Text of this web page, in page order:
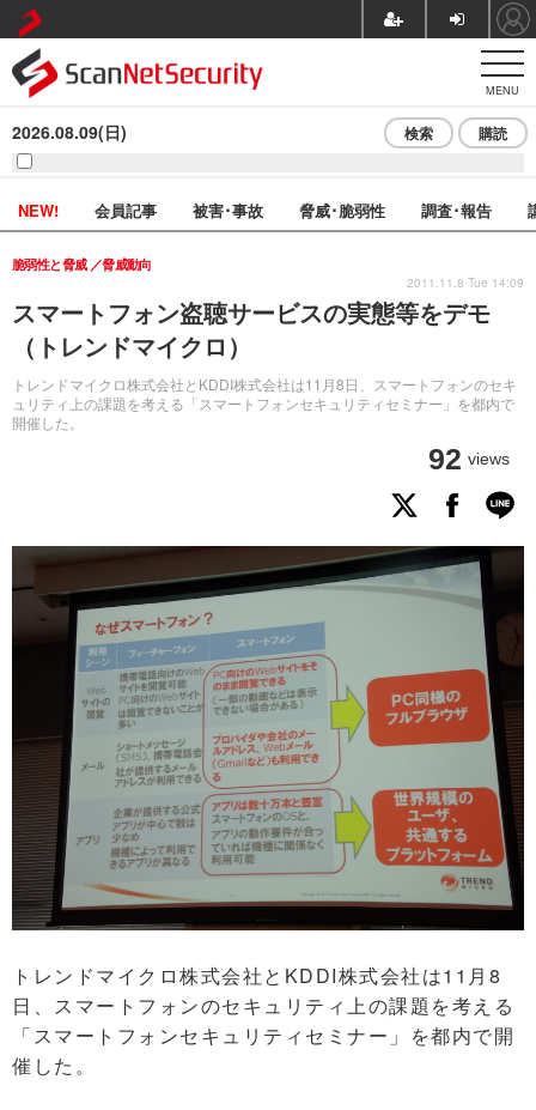
MENU
2026.08.09(日) 検索 購読
NEW! 会員記事 被害･事故 脅威･脆弱性 調査･報告
スマートフォン盗聴サービスの実態等をデモ
（トレンドマイクロ）
トレンドマイクロ株式会社とKDDI株式会社は11月8日、スマートフォンのセキ
ュリティ上の課題を考える「スマートフォンセキュリティセミナー」を都内で
開催した。
脆弱性と脅威 脅威動向
92 views
2011.11.8 Tue 14:09
トレンドマイクロ株式会社とKDDI株式会社は11月8
日、スマートフォンのセキュリティ上の課題を考える
「スマートフォンセキュリティセミナー」を都内で開
催した。